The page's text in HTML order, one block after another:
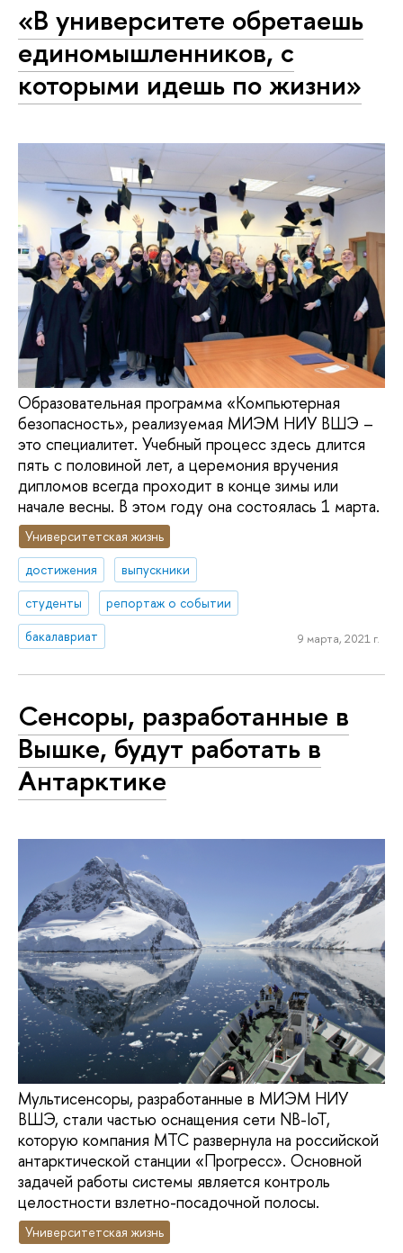
«В университете обретаешь
единомышленников, с
которыми идешь по жизни»
Образовательная программа «Компьютерная
безопасность», реализуемая МИЭМ НИУ ВШЭ –
это специалитет. Учебный процесс здесь длится
пять с половиной лет, а церемония вручения
дипломов всегда проходит в конце зимы или
начале весны. В этом году она состоялась 1 марта.
Университетская жизнь
достижения
выпускники
студенты
репортаж о событии
бакалавриат
9 марта, 2021 г.
Сенсоры, разработанные в
Вышке, будут работать в
Антарктике
Мультисенсоры, разработанные в МИЭМ НИУ
ВШЭ, стали частью оснащения сети NB-IoT,
которую компания МТС развернула на российской
антарктической станции «Прогресс». Основной
задачей работы системы является контроль
целостности взлетно-посадочной полосы.
Университетская жизнь